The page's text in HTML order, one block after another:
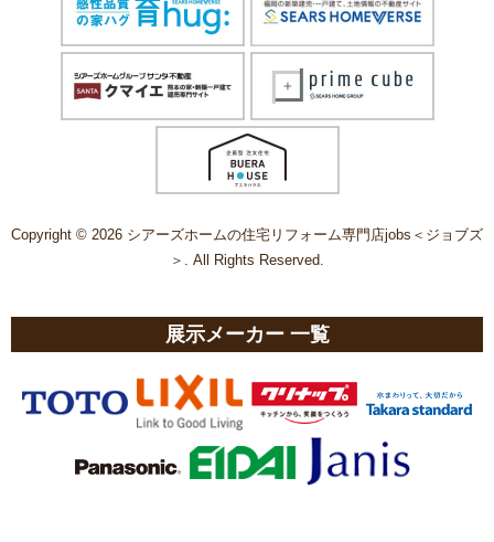
Copyright © 2026 シアーズホームの住宅リフォーム専門店jobs＜ジョブズ
＞. All Rights Reserved.
展示メーカー 一覧